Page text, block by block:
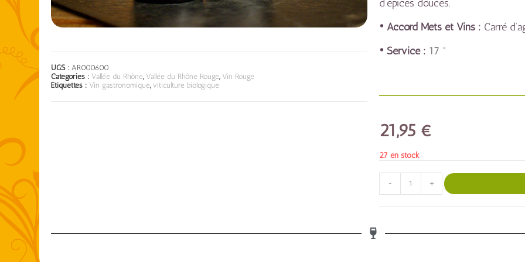
UGS : AR000600
Catégories : Vallée du Rhône, Vallée du Rhône Rouge, Vin Rouge
Étiquettes : Vin gastronomique, viticulture biologique
d’épices douces.
• Accord Mets et Vins : Carré
• Service : 17 °
21,95 €
27 en stock
- +